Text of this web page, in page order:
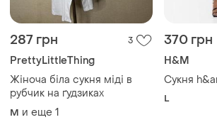
287 грн 3
PrettyLittleThing
Жіноча біла сукня міді в
рубчик на ґудзиках
M и еще 1
370 грн
H&M
Сукня
L